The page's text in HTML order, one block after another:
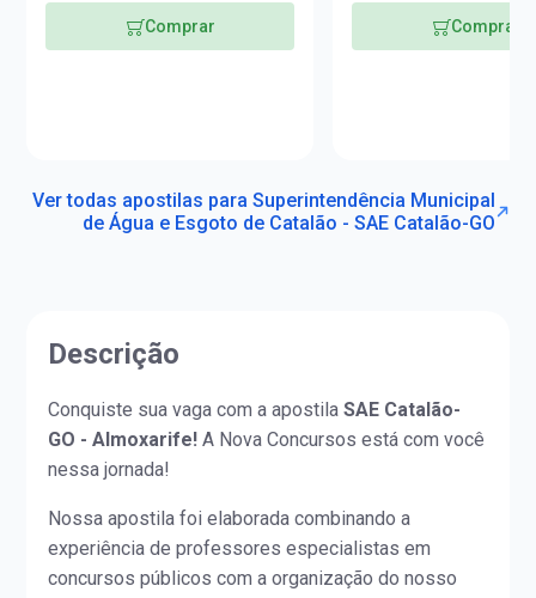
Comprar Comprar
Ver todas apostilas para Superintendência Municipal
de Água e Esgoto de Catalão - SAE Catalão-GO
Descrição
Conquiste sua vaga com a apostilaSAE Catalão-
GO - Almoxarife! A Nova Concursos está com você
nessa jornada!
Nossa apostila foi elaborada combinando a
experiência de professores especialistas em
concursos públicos com a organização do nosso